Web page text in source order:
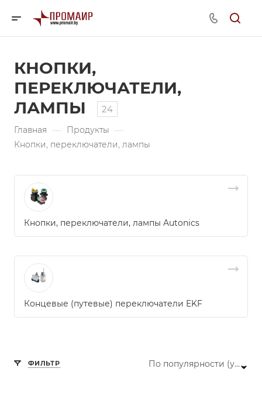
КНОПКИ,
ПЕРЕКЛЮЧАТЕЛИ,
ЛАМПЫ
24
Главная — Продукты —
Кнопки, переключатели, лампы
Кнопки, переключатели, лампы Autonics
Концевые (путевые) переключатели EKF
ФИЛЬТР По популярности (убывание)